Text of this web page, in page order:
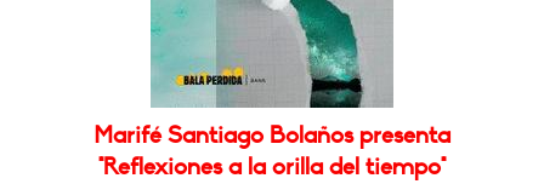
Marifé Santiago Bolaños presenta
"Reflexiones a la orilla del tiempo"